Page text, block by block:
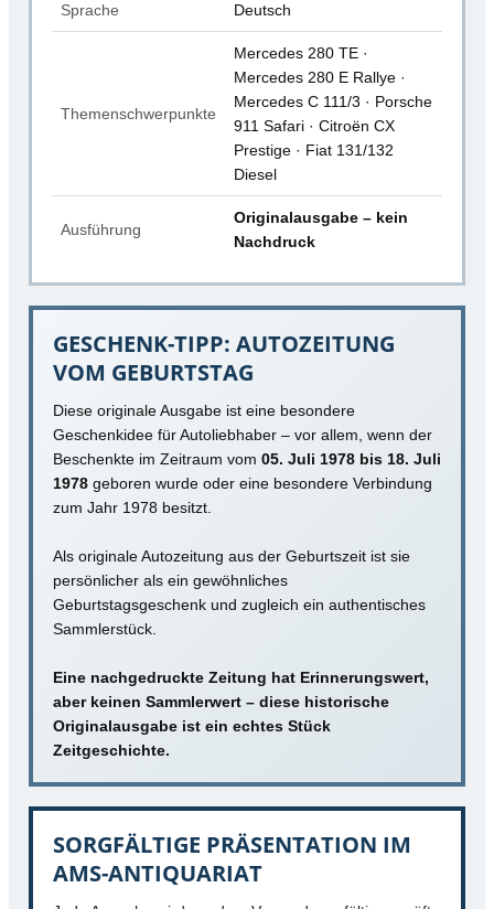
Sprache Deutsch
Themenschwerpunkte
Mercedes 280 TE ·
Mercedes 280 E Rallye ·
Mercedes C 111/3 · Porsche
911 Safari · Citroën CX
Prestige · Fiat 131/132
Diesel
Ausführung
Originalausgabe – kein
Nachdruck
GESCHENK-TIPP: AUTOZEITUNG
VOM GEBURTSTAG
Diese originale Ausgabe ist eine besondere
Geschenkidee für Autoliebhaber – vor allem, wenn der
Beschenkte im Zeitraum vom 05. Juli 1978 bis 18. Juli
1978 geboren wurde oder eine besondere Verbindung
zum Jahr 1978 besitzt.
Als originale Autozeitung aus der Geburtszeit ist sie
persönlicher als ein gewöhnliches
Geburtstagsgeschenk und zugleich ein authentisches
Sammlerstück.
Eine nachgedruckte Zeitung hat Erinnerungswert,
aber keinen Sammlerwert – diese historische
Originalausgabe ist ein echtes Stück
Zeitgeschichte.
SORGFÄLTIGE PRÄSENTATION IM
AMS-ANTIQUARIAT